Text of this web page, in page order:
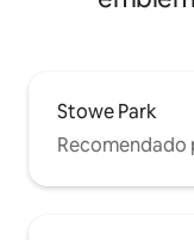
Stowe Park
Recomendado